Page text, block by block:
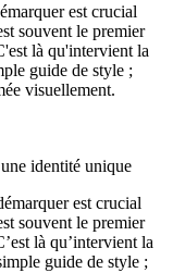
est crucial
souvent le premier
là qu'intervient la
guide de style ;
visuellement.
est crucial
souvent le premier
là qu’intervient la
guide de style ;